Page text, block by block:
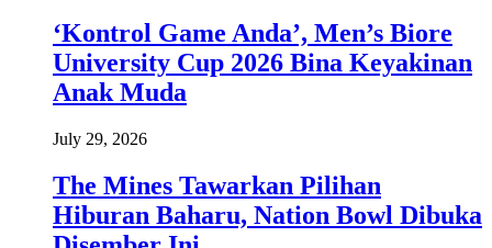
‘Kontrol Game Anda’, Men’s Biore
University Cup 2026 Bina Keyakinan
Anak Muda
July 29, 2026
The Mines Tawarkan Pilihan
Hiburan Baharu, Nation Bowl Dibuka